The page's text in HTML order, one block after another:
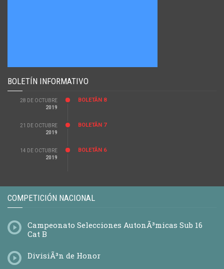
BOLETÍN INFORMATIVO
28 DE OCTUBRE
2019
BOLETÃ­N 8
21 DE OCTUBRE
2019
BOLETÃ­N 7
14 DE OCTUBRE
2019
BOLETÃ­N 6
COMPETICIÓN NACIONAL
Campeonato Selecciones AutonÃ³micas Sub 16
Cat B
DivisiÃ³n de Honor